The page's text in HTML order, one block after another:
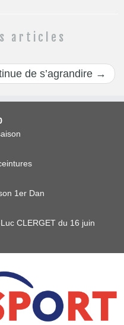
articles
de s’agrandire →
1er Dan
CLERGET du 16 juin